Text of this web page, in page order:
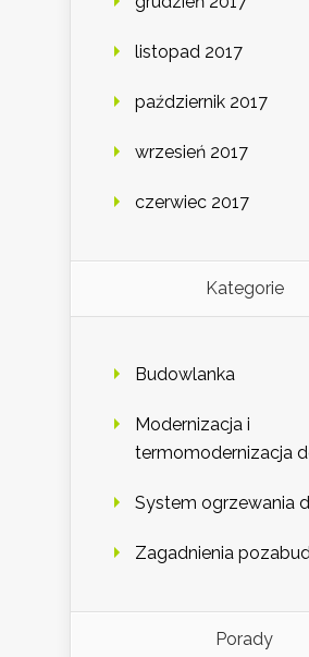
listopad 2017
październik 2017
wrzesień 2017
czerwiec 2017
Kategorie
Budowlanka
Modernizacja i
termomodernizacja
System ogrzewania
Zagadnienia
Porady